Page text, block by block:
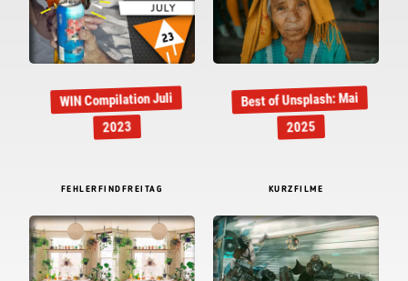
WIN Compilation Juli
2023
Best of Unsplash: Mai
2025
FEHLERFINDFREITAG KURZFILME